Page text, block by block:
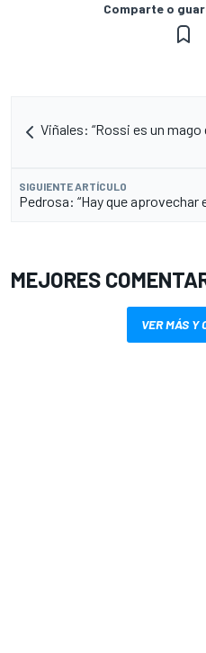
Comparte o
Viñales: “Rossi es un
SIGUIENTE ARTÍCULO
Pedrosa: “Hay que aprovechar
MEJORES
VER MÁS Y